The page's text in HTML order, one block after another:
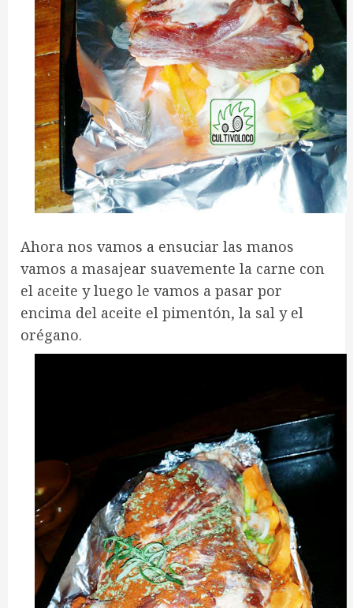
Ahora nos vamos a ensuciar las manos
vamos a masajear suavemente la carne con
el aceite y luego le vamos a pasar por
encima del aceite el pimentón, la sal y el
orégano.